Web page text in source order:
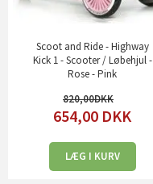
Scoot and Ride - Highway
Kick 1 - Scooter / Løbehjul -
Rose - Pink
820,00
654,00 DKK
LÆG I KURV